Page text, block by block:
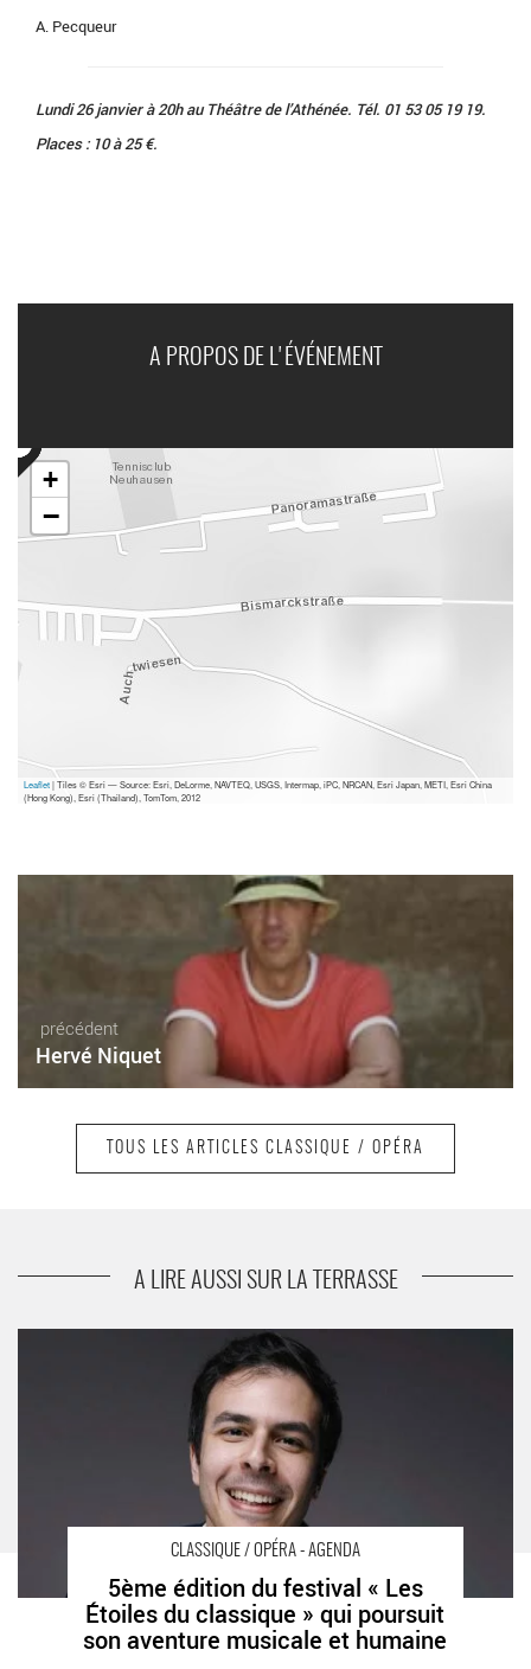
A. Pecqueur
Lundi 26 janvier à 20h au Théâtre de l’Athénée. Tél. 01 53 05 19 19.
Places : 10 à 25 €.
A PROPOS DE L'ÉVÉNEMENT
+
−
Leaflet| Tiles © Esri — Source: Esri, DeLorme, NAVTEQ, USGS, Intermap, iPC, NRCAN, Esri Japan, METI, Esri China
(Hong Kong), Esri (Thailand), TomTom, 2012
précédent
Hervé Niquet
Emmanuelle Bertrand
TOUS LES ARTICLES CLASSIQUE / OPÉRA
A LIRE AUSSI SUR LA TERRASSE
CLASSIQUE / OPÉRA - AGENDA
5ème édition du festival « Les
Étoiles du classique » qui poursuit
son aventure musicale et humaine
5ème édition du festival « Les Étoiles du classique » qui
poursuit son aventure musicale et humaine - Critique sortie
Classique / Opéra Saint-Germain-en-Laye Théâtre Alexandre